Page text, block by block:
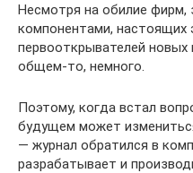
Несмотря на обилие
компонентами, настоящих
первооткрывателей новых
общем-то, немного.
Поэтому, когда встал
будущем может
— журнал обратился в
разрабатывает и